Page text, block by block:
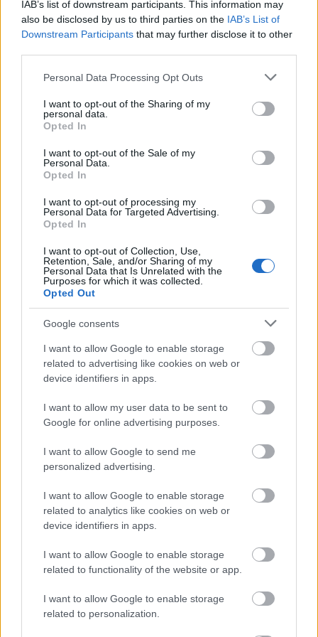
IAB’s list of downstream participants. This information may
also be disclosed by us to third parties on the IAB’s List of
Downstream Participants that may further disclose it to other
Please note that this website/app uses one or more Google
not limited to your visit or usage behaviour. You may click to
grant or deny consent to Google and its third-party tags to
use your data for below specified purposes in below Google
consent section.
Personal Data Processing Opt Outs
I want to opt-out of the Sharing of my
personal data.
Opted In
I want to opt-out of the Sale of my
Personal Data.
Opted In
I want to opt-out of processing my
Personal Data for Targeted Advertising.
Opted In
I want to opt-out of Collection, Use,
Retention, Sale, and/or Sharing of my
Personal Data that Is Unrelated with the
Purposes for which it was collected.
Opted Out
Google consents
I want to allow Google to enable storage
related to advertising like cookies on web or
device identifiers in apps.
I want to allow my user data to be sent to
Google for online advertising purposes.
I want to allow Google to send me
personalized advertising.
I want to allow Google to enable storage
related to analytics like cookies on web or
device identifiers in apps.
I want to allow Google to enable storage
related to functionality of the website or app.
I want to allow Google to enable storage
related to personalization.
dalszöveg:Nemes István
szövegkönyv:
KészültRadványi GézaésBalázs Béla
azonos című
filmje alapján
Hosszú:CSENGERI ATTILA/KERESZTESI LÁSZLÓ
Ficsúr:KERESZTESI LÁSZLÓ/ÚJHELYI ISTVÁN
SZEGŐ ADRIENN
NAGY BÚZA BENCE/GÖRCSÖS KRISZTIÁN
Szeplős:TÚRÓCZI CSABA/FÜREDER MÁRTON
Csóró:VERÉB TAMÁS/FEHÉR DÁNIEL
Sutyi:GAZDÓF DÁNIEL
Professzor:KISS MILÁN/MIKULECZ BENJÁMIN
Pötyi:HAJDÚ ADRIENN
Egyenruhás:
KÁRPÁTI NORBERT
HOMONAI
ISTVÁN
Leventeoktató:D. DERECSKEI ZSOLT
SZATMÁRI GYÖRGY
KÁROLY
Tróger:M. SZILÁGYI LAJOS
Közreműködik a Miskolci Nemzeti Színház kijelölt
valamint a CSAPAT gyerekszereplői:
Bánházi Eszter, Borbély Dániel, Czégé Dóra, Dányi
Dániel, Elek Ádám, Farkas Tamás, Görcsös Anikó,
Görcsös Krisztián, Görcsös Szabolcs, Grasalkovics
Kinga, Grimon Ákos, Homolya Dorina, Homolya
Korina, Józsa Bettina, Kánya Anett, Kenyeres
Fruzsina, Kerekes Kristóf, Kovács Júlia, Kőhalmi
Dalma, Kucskár Kamilla, Lempner Brigitta, Mezősi
Máté, Miczán Benjámin, Molnár Tímea, Nagy